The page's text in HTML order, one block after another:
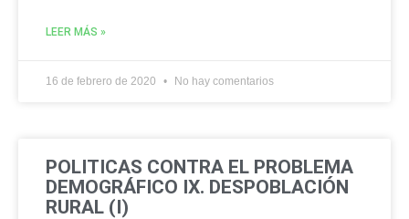
LEER MÁS »
16 de febrero de 2020 No hay comentarios
POLITICAS CONTRA EL PROBLEMA
DEMOGRÁFICO IX. DESPOBLACIÓN
RURAL (I)